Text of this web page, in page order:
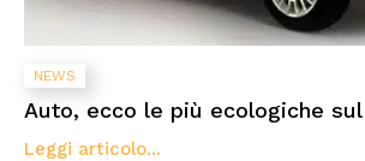
NEWS
Auto, ecco le più ecologiche
Leggi articolo...